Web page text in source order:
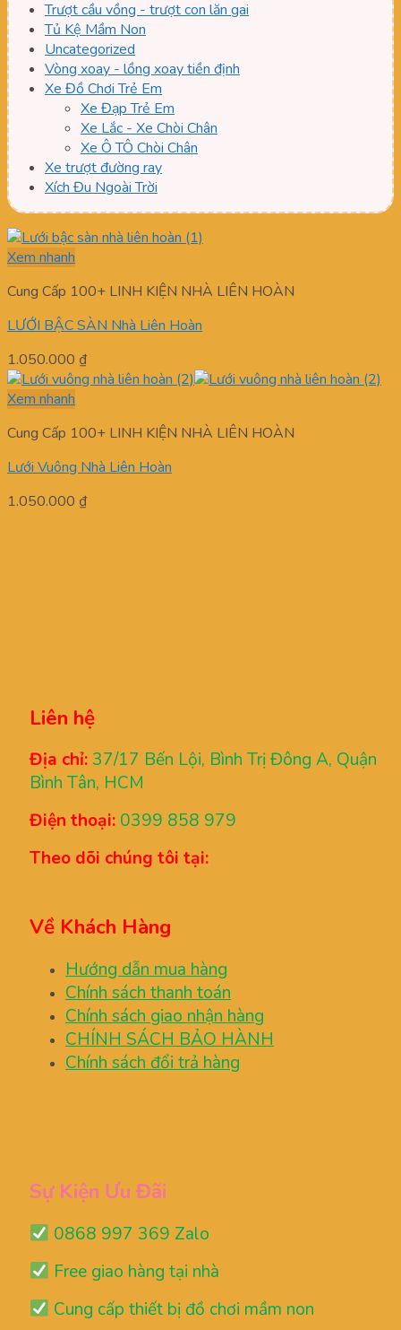
Trượt cầu vồng - trượt con lăn gai
Tủ Kệ Mầm Non
Uncategorized
Vòng xoay - lồng xoay tiền định
Xe Đồ Chơi Trẻ Em
Xe Đạp Trẻ Em
Xe Lắc - Xe Chòi Chân
Xe Ô TÔ Chòi Chân
Xe trượt đường ray
Xích Đu Ngoài Trời
Xem nhanh
Cung Cấp 100+ LINH KIỆN NHÀ LIÊN HOÀN
LƯỚI BẬC SÀN Nhà Liên Hoàn
1.050.000 ₫
Xem nhanh
Cung Cấp 100+ LINH KIỆN NHÀ LIÊN HOÀN
Lưới Vuông Nhà Liên Hoàn
1.050.000 ₫
Liên hệ
Địa chỉ: 37/17 Bến Lội, Bình Trị Đông A, Quận
Bình Tân, HCM
Điện thoại: 0399 858 979
Theo dõi chúng tôi tại:
Về Khách Hàng
Hướng dẫn mua hàng
Chính sách thanh toán
Chính sách giao nhận hàng
CHÍNH SÁCH BẢO HÀNH
Chính sách đổi trả hàng
Sự Kiện Ưu Đãi
0868 997 369 Zalo
Free giao hàng tại nhà
Cung cấp thiết bị đồ chơi mầm non